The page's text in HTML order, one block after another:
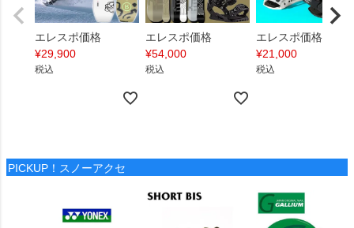
エレスポ価格
¥29,900
税込
エレスポ価格
¥54,000
税込
エレスポ価格
¥21,000
税込
PICKUP！スノーアクセ